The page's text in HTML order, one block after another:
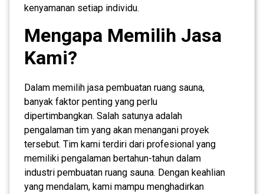
kenyamanan setiap individu.
Mengapa Memilih Jasa
Kami?
Dalam memilih jasa pembuatan ruang sauna,
banyak faktor penting yang perlu
dipertimbangkan. Salah satunya adalah
pengalaman tim yang akan menangani proyek
tersebut. Tim kami terdiri dari profesional yang
memiliki pengalaman bertahun-tahun dalam
industri pembuatan ruang sauna. Dengan keahlian
yang mendalam, kami mampu menghadirkan